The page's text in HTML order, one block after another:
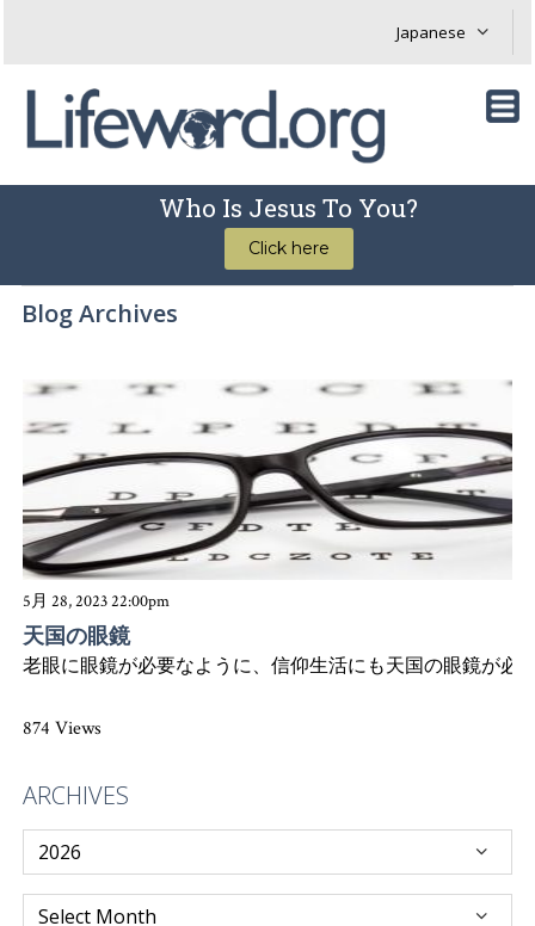
Who Is Jesus To You?
Click here
Blog Archives
5月 28, 2023 22:00pm
天国の眼鏡
老眼に眼鏡が必要なように、信仰生活にも天国の眼鏡が必
874 Views
ARCHIVES